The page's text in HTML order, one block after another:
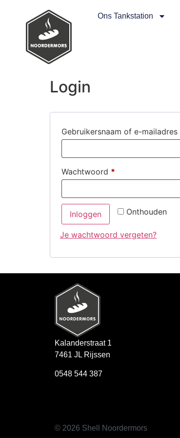
Ons Tankstation
Login
Gebruikersnaam of e-mailadres
Wachtwoord *
Onthouden
Inloggen
Je wachtwoord vergeten?
Kalanderstraat 1
7461 JL Rijssen
0548 544 387
© 2026 Shell Noordermors